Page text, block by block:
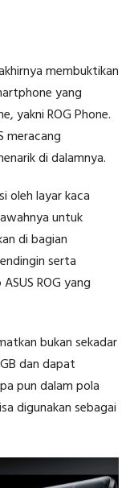
membuktikan
yang
yakni ROG Phone.
meracang
di dalamnya.
oleh layar kaca
untuk
di bagian
serta
ROG yang
bukan sekadar
dan dapat
pun dalam pola
digunakan sebagai